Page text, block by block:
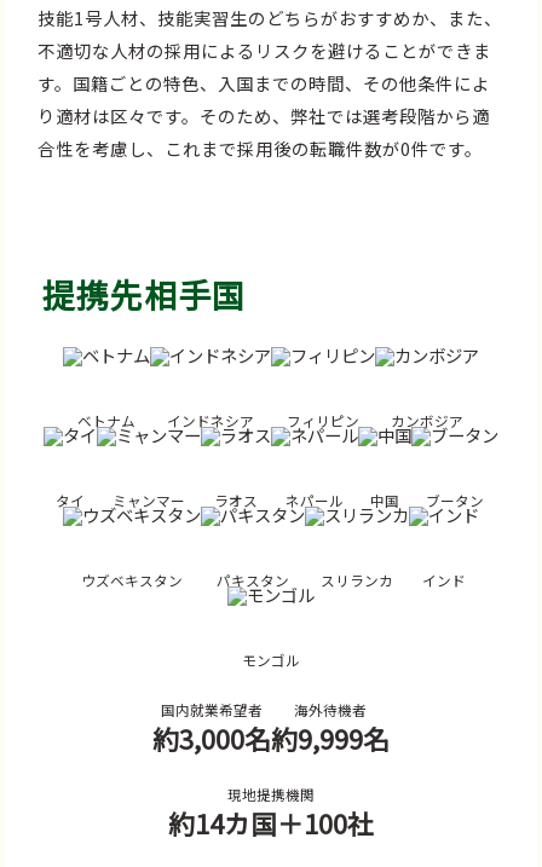
技能1号人材、技能実習生のどちらがおすすめか、また、
不適切な人材の採用によるリスクを避けることができま
す。国籍ごとの特色、入国までの時間、その他条件によ
り適材は区々です。そのため、弊社では選考段階から適
合性を考慮し、これまで採用後の転職件数が0件です。
提携先相手国
ベトナム インドネシア フィリピン カンボジア
タイ ミャンマー ラオス ネパール 中国 ブータン
ウズベキスタン パキスタン スリランカ インド
モンゴル
国内就業希望者
約3,000名
海外待機者
約9,999名
現地提携機関
約14カ国＋100社